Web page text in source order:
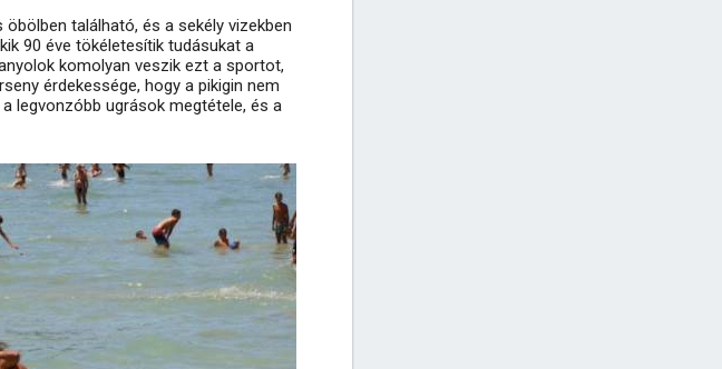
található, és a sekély vizekben
90 éve tökéletesítik tudásukat a
komolyan veszik ezt a sportot,
érdekessége, hogy a pikigin nem
legvonzóbb ugrások megtétele, és a